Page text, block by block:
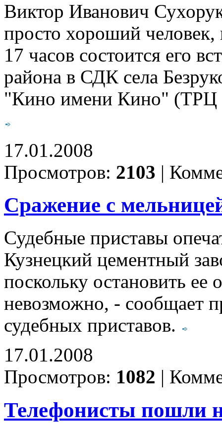
Виктор Иванович
просто хороший человек,
17 часов состоится его
района в СДК села
"Кино имени Кино" (ТРЦ
17.01.2008
Просмотров: 2103 |
Сражение с
Судебные приставы
Кузнецкий цементный
поскольку остановить ее
невозможно, - сообщает
судебных приставов.
17.01.2008
Просмотров: 1082 |
Телефонисты пошли